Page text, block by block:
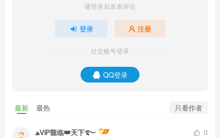
请登录后发表评论
登录 注册
社交账号登录
QQ登录
最新 最热 只看作者
ھᏙᎥᏢ龍临👑天下࿐
0